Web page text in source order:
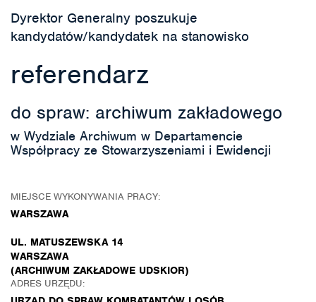
Dyrektor Generalny poszukuje
kandydatów/kandydatek na stanowisko
referendarz
do spraw: archiwum zakładowego
w Wydziale Archiwum w Departamencie
Współpracy ze Stowarzyszeniami i Ewidencji
MIEJSCE WYKONYWANIA PRACY:
WARSZAWA
UL. MATUSZEWSKA 14
WARSZAWA
(ARCHIWUM ZAKŁADOWE UDSKIOR)
ADRES URZĘDU: